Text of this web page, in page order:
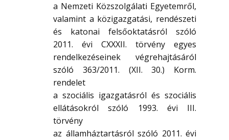
a Nemzeti Közszolgálati Egyetemről,
valamint a közigazgatási, rendészeti
és katonai felsőoktatásról szóló
2011. évi CXXXII. törvény egyes
rendelkezéseinek végrehajtásáról
szóló 363/2011. (XII. 30.) Korm.
rendelet
a szociális igazgatásról és szociális
ellátásokról szóló 1993. évi III.
törvény
az államháztartásról szóló 2011. évi